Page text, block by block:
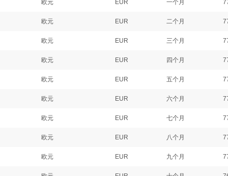
欧元 EUR 一个月
欧元 EUR 二个月
欧元 EUR 三个月
欧元 EUR 四个月
欧元 EUR 五个月
欧元 EUR 六个月
欧元 EUR 七个月
欧元 EUR 八个月
欧元 EUR 九个月